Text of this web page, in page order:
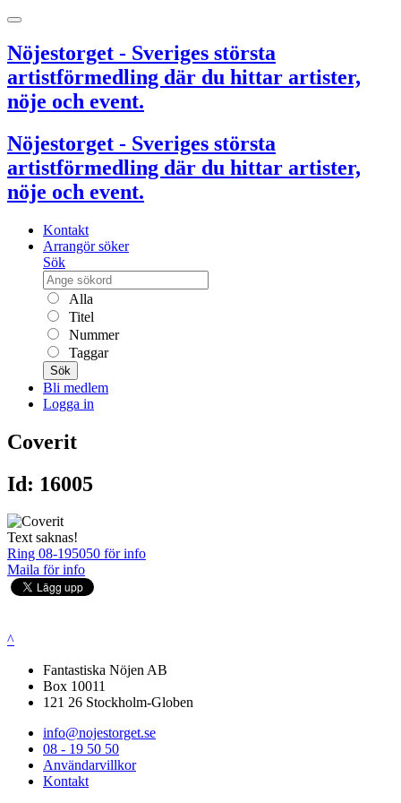
Nöjestorget - Sveriges största
artistförmedling där du hittar artister,
nöje och event.
Nöjestorget - Sveriges största
artistförmedling där du hittar artister,
nöje och event.
Kontakt
Arrangör söker
Sök
Alla
Titel
Nummer
Taggar
Sök
Bli medlem
Logga in
Coverit
Id: 16005
Text saknas!
Ring 08-195050 för info
Maila för info
^
Fantastiska Nöjen AB
Box 10011
121 26 Stockholm-Globen
info@nojestorget.se
08 - 19 50 50
Användarvillkor
Kontakt